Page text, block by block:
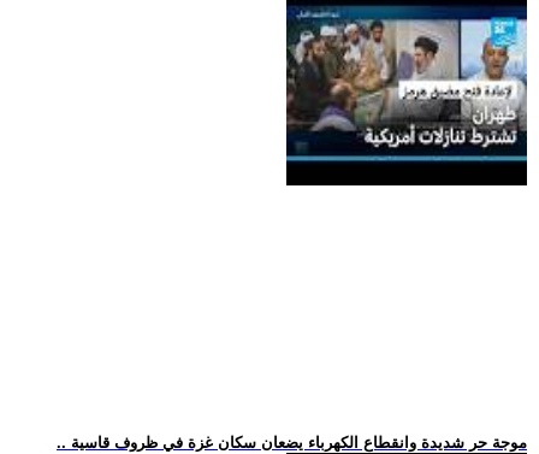
.. موجة حر شديدة وانقطاع الكهرباء يضعان سكان غزة في ظروف قاسية